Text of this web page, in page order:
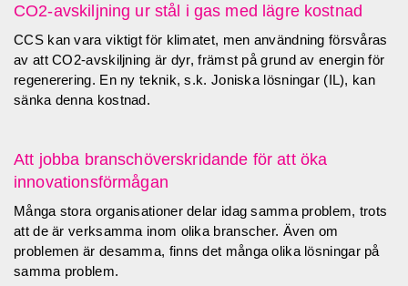
CO2-avskiljning ur stål i gas med lägre kostnad
CCS kan vara viktigt för klimatet, men användning försvåras
av att CO2-avskiljning är dyr, främst på grund av energin för
regenerering. En ny teknik, s.k. Joniska lösningar (IL), kan
sänka denna kostnad.
Att jobba branschöverskridande för att öka
innovationsförmågan
Många stora organisationer delar idag samma problem, trots
att de är verksamma inom olika branscher. Även om
problemen är desamma, finns det många olika lösningar på
samma problem.